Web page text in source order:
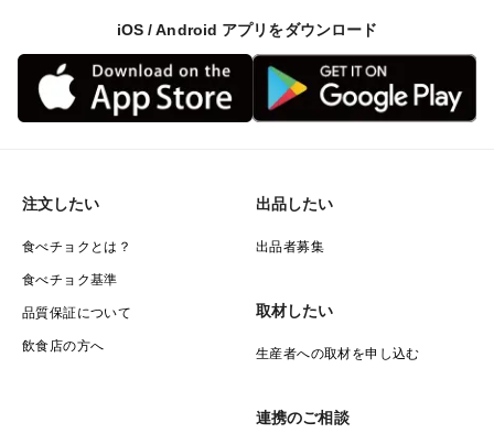
iOS / Android アプリをダウンロード
注文したい
食べチョクとは？
食べチョク基準
品質保証について
飲食店の方へ
出品したい
出品者募集
取材したい
生産者への取材を申し込む
連携のご相談